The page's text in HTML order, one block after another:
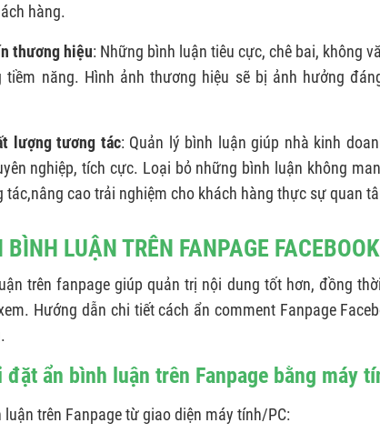
hàng.
thương hiệu: Những bình luận tiêu cực, chê bai, không
tiềm năng. Hình ảnh thương hiệu sẽ bị ảnh hưởng
lượng tương tác: Quản lý bình luận giúp nhà kinh
nghiệp, tích cực. Loại bỏ những bình luận không
tác,nâng cao trải nghiệm cho khách hàng thực sự quan
LUẬN TRÊN FANPAGE
trên fanpage giúp quản trị nội dung tốt hơn, đồng
Hướng dẫn chi tiết cách ẩn comment Fanpage
đặt ẩn bình luận trên Fanpage bằng máy
trên Fanpage từ giao diện máy tính/PC: